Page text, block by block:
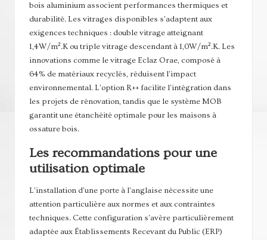
bois aluminium associent performances thermiques et
durabilité. Les vitrages disponibles s'adaptent aux
exigences techniques : double vitrage atteignant
1,4W/m².K ou triple vitrage descendant à 1,0W/m².K. Les
innovations comme le vitrage Eclaz Orae, composé à
64% de matériaux recyclés, réduisent l'impact
environnemental. L'option R++ facilite l'intégration dans
les projets de rénovation, tandis que le système MOB
garantit une étanchéité optimale pour les maisons à
ossature bois.
Les recommandations pour une
utilisation optimale
L'installation d'une porte à l'anglaise nécessite une
attention particulière aux normes et aux contraintes
techniques. Cette configuration s'avère particulièrement
adaptée aux Établissements Recevant du Public (ERP)